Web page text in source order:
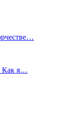
Как я…